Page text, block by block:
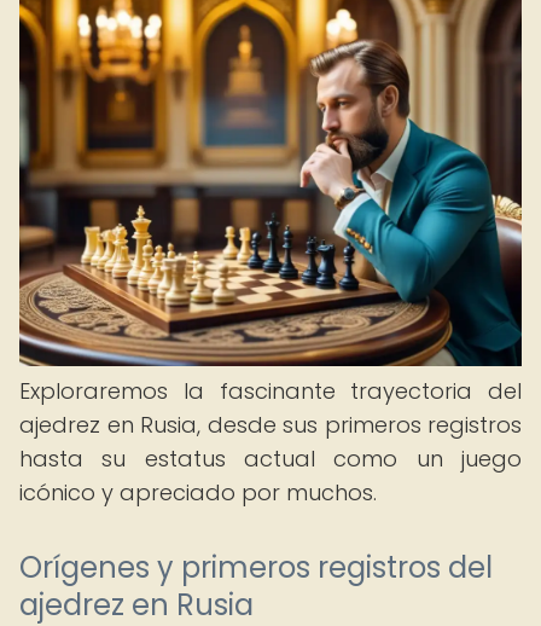
Exploraremos la fascinante trayectoria del
ajedrez en Rusia, desde sus primeros registros
hasta su estatus actual como un juego
icónico y apreciado por muchos.
Orígenes y primeros registros del
ajedrez en Rusia